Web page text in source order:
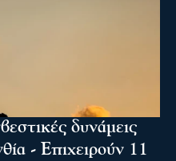
δυνάμεις
- Επιχειρούν 11